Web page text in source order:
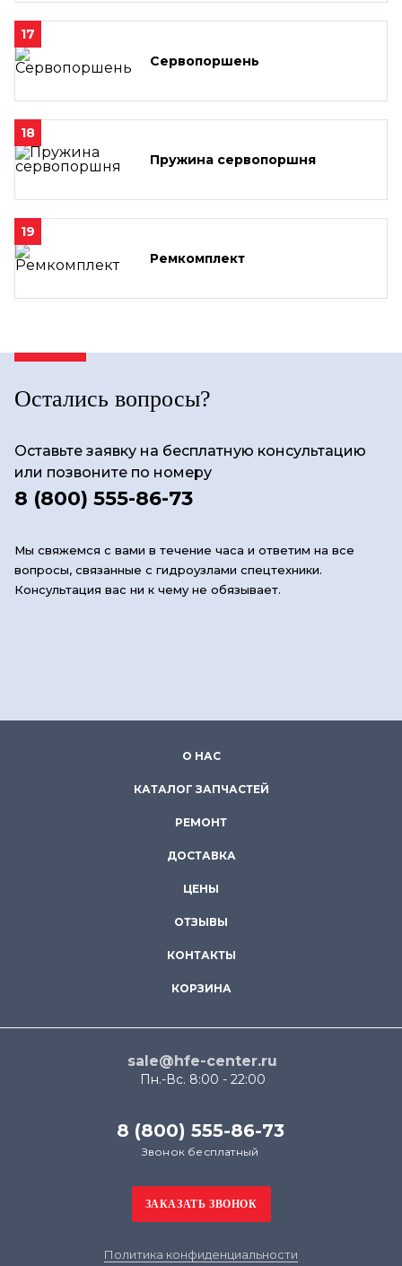
17
Сервопоршень
18
Пружина сервопоршня
19
Ремкомплект
Остались вопросы?
Оставьте заявку на бесплатную консультацию
или позвоните по номеру
8 (800) 555-86-73
Мы свяжемся с вами в течение часа и ответим на все
вопросы, связанные с гидроузлами спецтехники.
Консультация вас ни к чему не обязывает.
О НАС
КАТАЛОГ ЗАПЧАСТЕЙ
РЕМОНТ
ДОСТАВКА
ЦЕНЫ
ОТЗЫВЫ
КОНТАКТЫ
КОРЗИНА
sale@hfe-center.ru
Пн.-Вс. 8:00 - 22:00
8 (800) 555-86-73
Звонок бесплатный
Политика конфиденциальности